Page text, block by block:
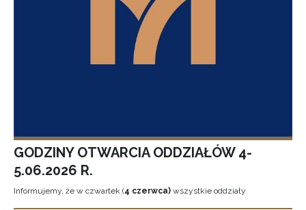
GODZINY OTWARCIA ODDZIAŁÓW 4-
5.06.2026 R.
Informujemy, że w czwartek (4 czerwca) wszystkie oddziały